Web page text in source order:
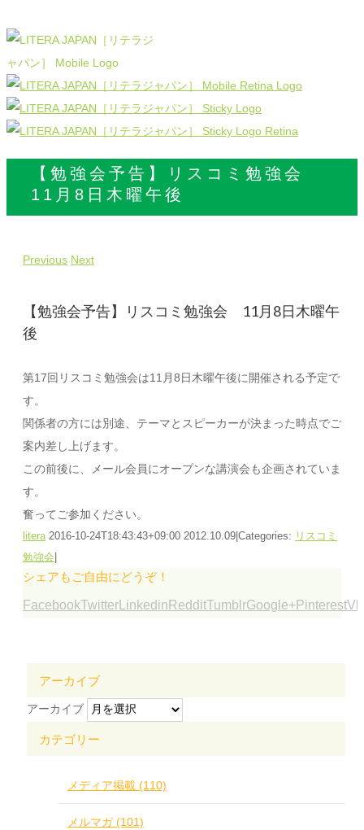
【勉強会予告】リスコミ勉強会
11月8日木曜午後
Previous Next
【勉強会予告】リスコミ勉強会 11月8日木曜午
後
第17回リスコミ勉強会は11月8日木曜午後に開催される予定で
す。
関係者の方には別途、テーマとスピーカーが決まった時点でご
案内差し上げます。
この前後に、メール会員にオープンな講演会も企画されていま
す。
奮ってご参加ください。
litera 2016-10-24T18:43:43+09:00 2012.10.09 Categories: リスコミ
勉強会
シェアもご自由にどうぞ！
FacebookTwitter Linkedin RedditTumblrGoogle+PinterestVk
アーカイブ
アーカイブ
カテゴリー
メディア掲載 (110)
メルマガ (101)